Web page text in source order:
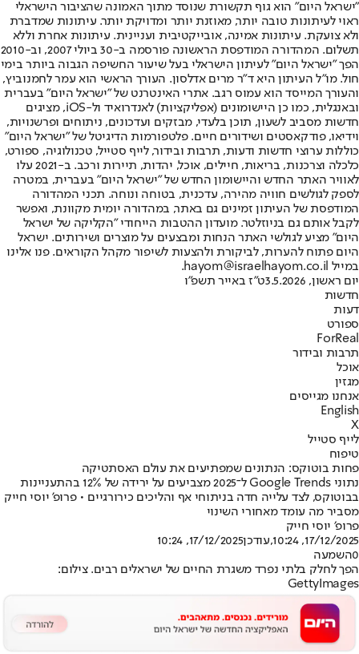
"ישראל היום" הוא גוף תקשורת שנוסד מתוך האמונה שהציבור הישראלי
ראוי לעיתונות טובה יותר, מאוזנת יותר ומדויקת יותר. עיתונות שמדברת
ולא צועקת. עיתונות אמינה, אובייקטיבית ועניינית. עיתונות אחרת וללא
תשלום. המהדורה המודפסת הראשונה פורסמה ב-30 ביולי 2007, וב-2010
הפך "ישראל היום" לעיתון הישראלי בעל שיעור החשיפה הגבוה ביותר בימי
חול. מו"ל העיתון היא ד"ר מרים אדלסון. העורך הראשי הוא עמר לחמנוביץ,
והעורך המייסד הוא עמוס רגב. אתרי האינטרנט של "ישראל היום" בעברית
ובאנגלית, כמו כן היישומונים (אפליקציות) לאנדרואיד ול-iOS, מציגים
חדשות מסביב לשעון, תוכן בלעדי, מבזקים ועדכונים, ניתוחים ופרשנויות,
וידיאו, פודקאסטים ושידורים חיים. פלטפורמות הדיגיטל של "ישראל היום"
כוללות ערוצי חדשות ודעות, תרבות ובידור, לייף סטייל, טכנולוגיה, ספורט,
כלכלה וצרכנות, בריאות, חיילים, אוכל, יהדות, תיירות ורכב. ב-2021 עלו
לאוויר האתר החדש והיישומון החדש של "ישראל היום" בעברית, במטרה
לספק לגולשים חוויה מהירה, עדכנית, בטוחה ונוחה. תכני המהדורה
המודפסת של העיתון זמינים גם באתר, במהדורה יומית מקוונת, ואפשר
לקבל אותם גם בניוזלטר. מועדון ההטבות הייחודי "הקליקה של ישראל
היום" מציע לגולשי האתר הנחות ומבצעים על מוצרים ושירותים. ישראל
היום פתוח להערות, לביקורת ולהצעות לשיפור מקהל הקוראים. פנו אלינו
במייל hayom@israelhayom.co.il.
יום ראשון, 3.5.2026
ט"ז באייר תשפ"ו
חדשות
דעות
ספורט
ForReal
תרבות ובידור
אוכל
מגזין
אנחנו מגייסים
English
X
לייף סטייל
טיפוח
פחות בוטוקס: הנתונים שמפתיעים את עולם האסתטיקה
נתוני Google Trends ל־2025 מצביעים על ירידה של 12% בהתעניינות
בבוטוקס, לצד עלייה חדה בניתוחי אף והליכים כירורגיים • פרופ’ יוסי חייק
מסביר מה עומד מאחורי השינוי
פרופ׳ יוסי חייק
17/12/2025, 10:24
,עודכן17/12/2025, 10:24
0השמעה
הפך לחלק בלתי נפרד משגרת החיים של ישראלים רבים. צילום:
GettyImages